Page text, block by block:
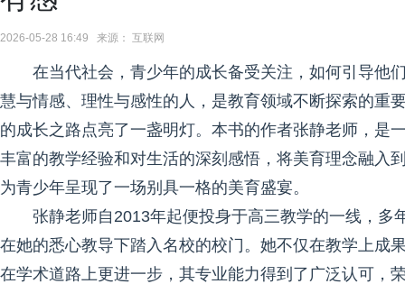
2026-05-28 16:49 来源： 互联网
在当代社会，青少年的成长备受关注，如何引导他
慧与情感、理性与感性的人，是教育领域不断探索的重
的成长之路点亮了一盏明灯。本书的作者张静老师，是
丰富的教学经验和对生活的深刻感悟，将美育理念融入
为青少年呈现了一场别具一格的美育盛宴。
张静老师自2013年起便投身于高三教学的一线，
在她的悉心教导下踏入名校的校门。她不仅在教学上成
在学术道路上更进一步，其专业能力得到了广泛认可，